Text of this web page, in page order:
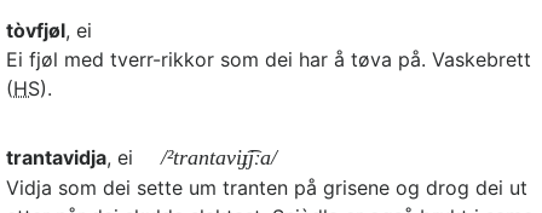
tòvfjøl, ei
Ei fjøl med tverr-rikkor som dei har å tøva på. Vaskebrett
(HS).
trantavidja, ei
/²trantaviɟ͡jːa/
Vidja som dei sette um tranten på grisene og drog dei ut